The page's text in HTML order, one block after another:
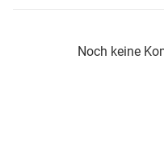
Noch keine